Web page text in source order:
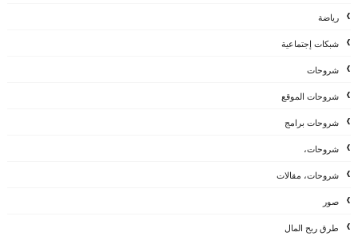
رياضة
شبكات إجتماعية
شروحات
شروحات الموقع
شروحات برامج
شروحات،
شروحات، مقالات
صور
طرق ربح المال